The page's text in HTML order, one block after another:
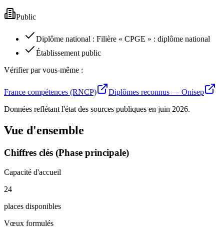
Public
Diplôme national : Filière « CPGE » : diplôme national
Établissement public
Vérifier par vous-même :
France compétences (RNCP)
Diplômes reconnus — Onisep
Données reflétant l'état des sources publiques en juin 2026.
Vue d'ensemble
Chiffres clés (Phase principale)
Capacité d'accueil
24
places disponibles
Vœux formulés